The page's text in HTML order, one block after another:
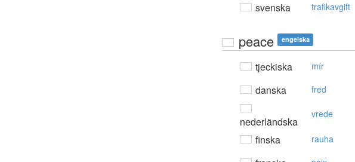
svenska trafikavgift
peace engelska
tjeckiska mír
danska fred
nederländska
vrede
finska rauha